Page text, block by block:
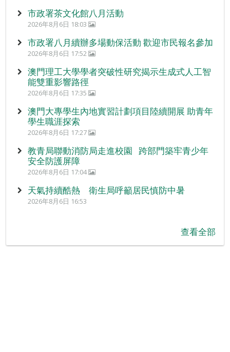
市政署茶文化館八月活動
2026年8月6日 18:03
市政署八月續辦多場動保活動 歡迎市民報名參加
2026年8月6日 17:52
澳門理工大學學者突破性研究揭示生成式人工智
能雙重影響路徑
2026年8月6日 17:35
澳門大專學生內地實習計劃項目陸續開展 助青年
學生職涯探索
2026年8月6日 17:27
教青局聯動消防局走進校園 跨部門築牢青少年
安全防護屏障
2026年8月6日 17:04
天氣持續酷熱 衛生局呼籲居民慎防中暑
2026年8月6日 16:53
查看全部